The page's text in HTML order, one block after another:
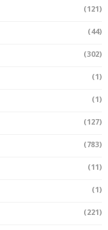
(121)
(44)
(302)
(1)
(1)
(127)
(783)
(11)
(1)
(221)